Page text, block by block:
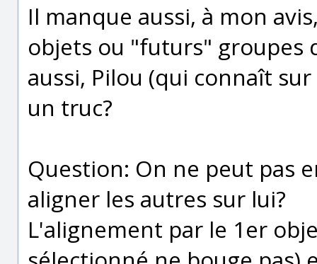
Il manque aussi, à mon
objets ou "futurs" groupes
aussi, Pilou (qui connaît
un truc?
Question: On ne peut pas
aligner les autres sur lui?
L'alignement par le 1er